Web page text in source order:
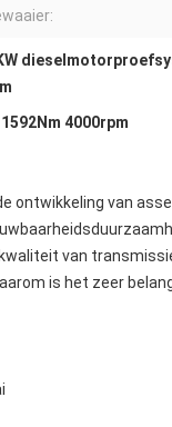
4000rpm
ontwikkeling van
van
is het zeer